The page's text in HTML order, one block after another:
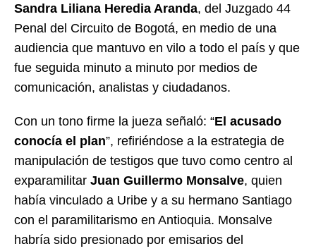
Sandra Liliana Heredia Aranda, del Juzgado 44
Penal del Circuito de Bogotá, en medio de una
audiencia que mantuvo en vilo a todo el país y que
fue seguida minuto a minuto por medios de
comunicación, analistas y ciudadanos.
Con un tono firme la jueza señaló: “El acusado
conocía el plan”, refiriéndose a la estrategia de
manipulación de testigos que tuvo como centro al
exparamilitar Juan Guillermo Monsalve, quien
había vinculado a Uribe y a su hermano Santiago
con el paramilitarismo en Antioquia. Monsalve
habría sido presionado por emisarios del